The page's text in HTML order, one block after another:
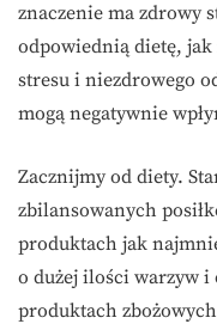
znaczenie ma zdrowy
odpowiednią dietę,
stresu i niezdrowego
mogą negatywnie
Zacznijmy od diety.
zbilansowanych
produktach jak
o dużej ilości warzyw
produktach